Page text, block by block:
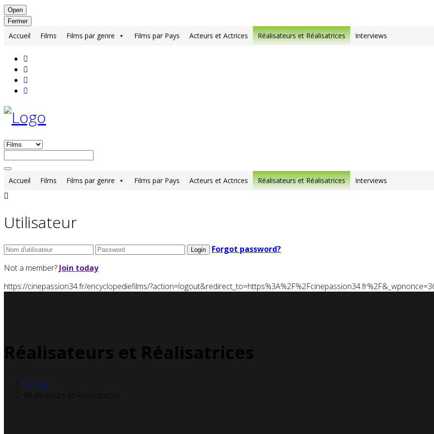
Open
Fermer
Accueil Films Films par genre Films par Pays Acteurs et Actrices Réalisateurs et Réalisatrices Interviews
Accueil Films Films par genre Films par Pays Acteurs et Actrices Réalisateurs et Réalisatrices Interviews
Utilisateur
Forgot password?
Not a member? Join today
https://cinepassion34.fr/encyclopediefilms/
Réalisateurs et Réalisatrices
Accueil
Réalisateurs et Réalisatrices